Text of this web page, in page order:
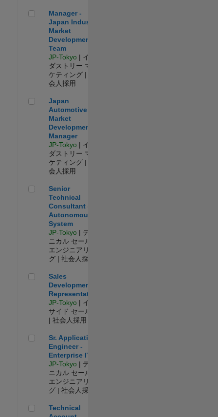
Manager - Japan Industry Market Development Team
Manager -
Japan Industry
Market
Development
Team
JP-Tokyo | イン
ダストリー マー
ケティング | 社
会人採用
Japan Automotive Market Development Manager
Japan
Automotive
Market
Development
Manager
JP-Tokyo | イン
ダストリー マー
ケティング | 社
会人採用
Senior Technical Consultant - Autonomous System
Senior
Technical
Consultant -
Autonomous
System
JP-Tokyo | テク
ニカル セールス
エンジニアリン
グ | 社会人採用
Sales Development Representative
Sales
Development
Representative
JP-Tokyo | イン
サイド セールス
| 社会人採用
Sr. Application Engineer - Enterprise IT
Sr. Application
Engineer -
Enterprise IT
JP-Tokyo | テク
ニカル セールス
エンジニアリン
グ | 社会人採用
Technical Account Manager - Heavy Industry
Technical